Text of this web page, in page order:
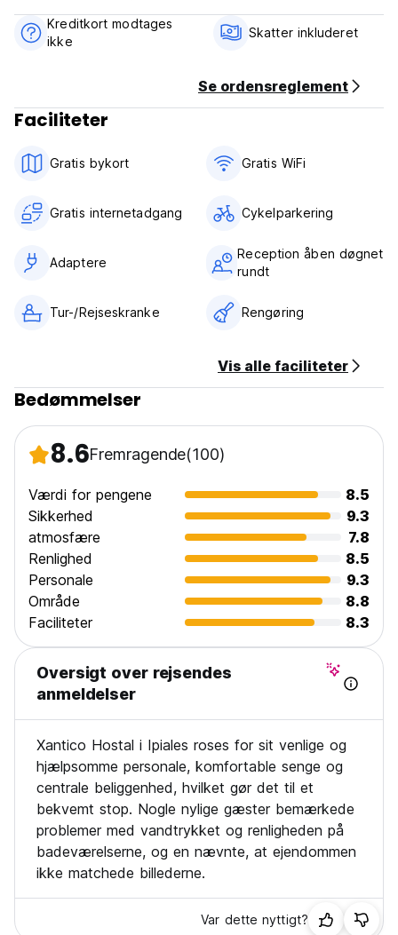
Afbestillingsregler: 3 dage før ankomst. I tilfælde af en sen
afbestilling eller udeblivelse, vil du blive opkrævet den
første nat af dit ophold.
betalingskort
Skatter inkluderet
Generel:
24 timers reception. (Auto-translated from original
language)
Kreditkort modtages
ikke
Skatter inkluderet
Se ordensreglement
Faciliteter
Gratis bykort Gratis WiFi
Gratis internetadgang Cykelparkering
Adaptere
Reception åben døgnet
rundt
Tur-/Rejseskranke Rengøring
Vis alle faciliteter
Bedømmelser
8.6Fremragende(100)
Værdi for pengene
8.5
Sikkerhed
9.3
atmosfære
7.8
Renlighed
8.5
Personale
9.3
Område
8.8
Faciliteter
8.3
Oversigt over rejsendes
anmeldelser
Xantico Hostal i Ipiales roses for sit venlige og
hjælpsomme personale, komfortable senge og
centrale beliggenhed, hvilket gør det til et
bekvemt stop. Nogle nylige gæster bemærkede
problemer med vandtrykket og renligheden på
badeværelserne, og en nævnte, at ejendommen
ikke matchede billederne.
Var dette nyttigt?